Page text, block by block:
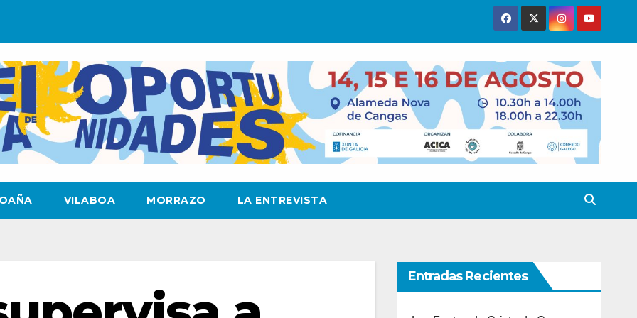
VILABOA MORRAZO LA ENTREVISTA
Entradas Recientes